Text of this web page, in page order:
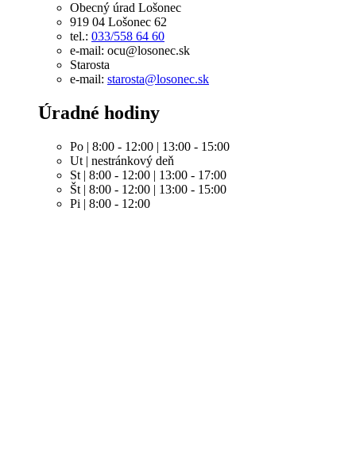
Obecný úrad Lošonec
919 04 Lošonec 62
tel.: 033/558 64 60
e-mail: ocu@losonec.sk
Starosta
e-mail: starosta@losonec.sk
Úradné hodiny
Po | 8:00 - 12:00 | 13:00 - 15:00
Ut | nestránkový deň
St | 8:00 - 12:00 | 13:00 - 17:00
Št | 8:00 - 12:00 | 13:00 - 15:00
Pi | 8:00 - 12:00